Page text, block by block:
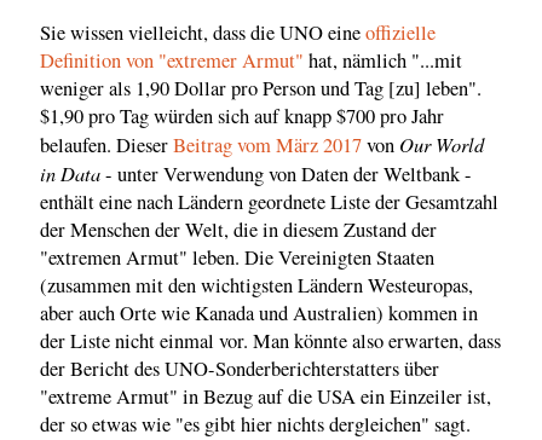
Sie wissen vielleicht, dass die UNO eineoffizielle
Definition von "extremer Armut" hat, nämlich "...mit
weniger als 1,90 Dollar pro Person und Tag [zu] leben".
$1,90 pro Tag würden sich auf knapp $700 pro Jahr
belaufen. DieserBeitrag vom März 2017von Our World
in Data- unter Verwendung von Daten der Weltbank -
enthält eine nach Ländern geordnete Liste der Gesamtzahl
der Menschen der Welt, die in diesem Zustand der
"extremen Armut" leben. Die Vereinigten Staaten
(zusammen mit den wichtigsten Ländern Westeuropas,
aber auch Orte wie Kanada und Australien) kommen in
der Liste nicht einmal vor. Man könnte also erwarten, dass
der Bericht des UNO-Sonderberichterstatters über
"extreme Armut" in Bezug auf die USA ein Einzeiler ist,
der so etwas wie "es gibt hier nichts dergleichen" sagt.